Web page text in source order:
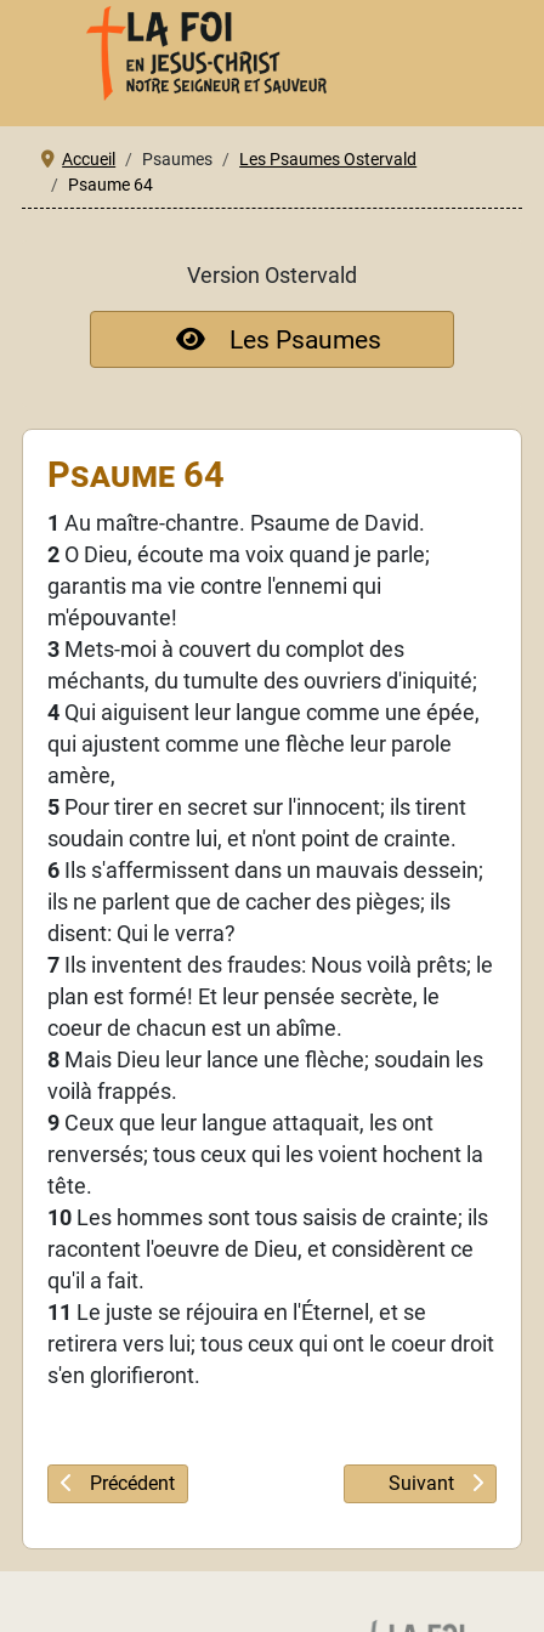
Accueil Psaumes
Les Psaumes Ostervald
Psaume 64
Version Ostervald
Les Psaumes
Psaume 64
1 Au maître-chantre. Psaume de David.
2O Dieu, écoute ma voix quand je parle;
garantis ma vie contre l'ennemi qui
m'épouvante!
3Mets-moi à couvert du complot des
méchants, du tumulte des ouvriers d'iniquité;
4Qui aiguisent leur langue comme une épée,
qui ajustent comme une flèche leur parole
amère,
5Pour tirer en secret sur l'innocent; ils tirent
soudain contre lui, et n'ont point de crainte.
6Ils s'affermissent dans un mauvais dessein;
ils ne parlent que de cacher des pièges; ils
disent: Qui le verra?
7Ils inventent des fraudes: Nous voilà prêts; le
plan est formé! Et leur pensée secrète, le
coeur de chacun est un abîme.
8Mais Dieu leur lance une flèche; soudain les
voilà frappés.
9Ceux que leur langue attaquait, les ont
renversés; tous ceux qui les voient hochent la
tête.
10Les hommes sont tous saisis de crainte; ils
racontent l'oeuvre de Dieu, et considèrent ce
qu'il a fait.
11 Le juste se réjouira en l'Éternel, et se
retirera vers lui; tous ceux qui ont le coeur droit
s'en glorifieront.
Article précédent : Psaume 63
Précédent Article suivant :
Suivant